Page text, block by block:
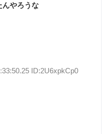
んやろうな
ID:2U6xpkCp0